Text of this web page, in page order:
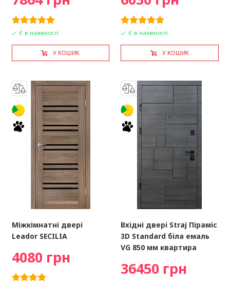
Є в наявності
У КОШИК
Є в наявності
У КОШИК
Міжкімнатні двері
Leador SECILIA
4080 грн
Вхідні двері Straj Піраміс
3D Standard біла емаль
VG 850 мм квартира
36450 грн